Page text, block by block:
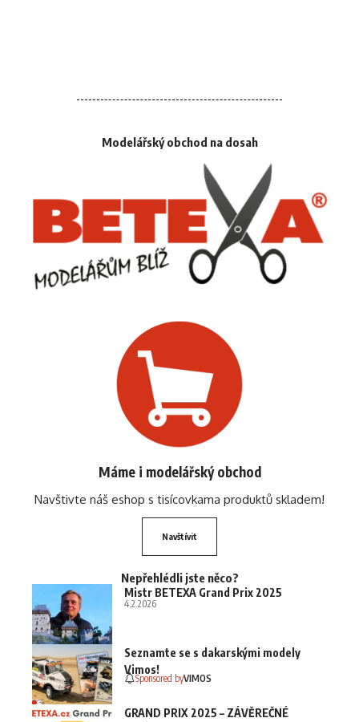
Modelářský obchod na dosah
Máme i modelářský obchod
Navštivte náš eshop s tisícovkama produktů skladem!
Navštívit
Nepřehlédli jste něco?
Mistr BETEXA Grand Prix 2025
4.2.2026
Seznamte se s dakarskými modely
Vimos!
Sponsored byVIMOS
GRAND PRIX 2025 – ZÁVĚREČNÉ